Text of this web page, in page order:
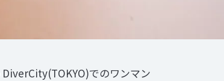
でのワンマン